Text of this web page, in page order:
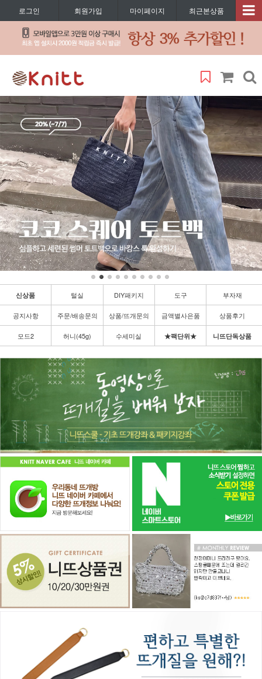
로그인 회원가입 마이페이지 최근본상품
신상품 털실 DIY패키지 도구 부자재
공지사항 주문/배송문의 상품/뜨개문의 금액별사은품 상품후기
모드2 허니(45g) 수세미실 ★팩단위★ 니뜨단독상품